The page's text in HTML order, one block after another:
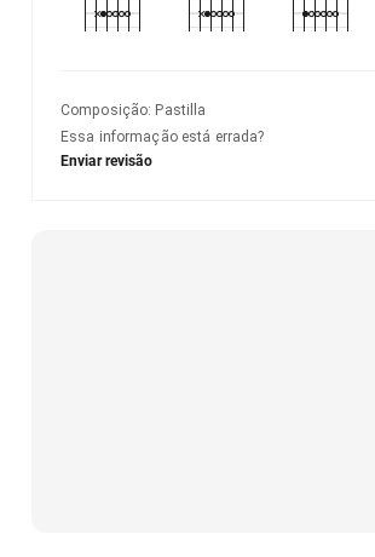
Composição: Pastilla
Essa informação está errada?
Enviar revisão